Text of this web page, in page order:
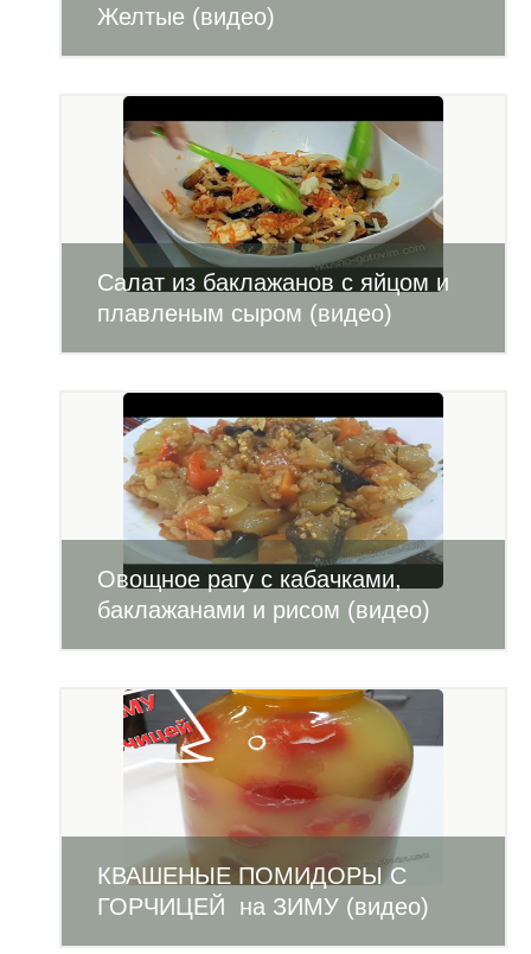
Желтые (видео)
Салат из баклажанов с яйцом и
плавленым сыром (видео)
Овощное рагу с кабачками,
баклажанами и рисом (видео)
КВАШЕНЫЕ ПОМИДОРЫ С
ГОРЧИЦЕЙ на ЗИМУ (видео)